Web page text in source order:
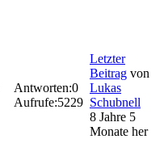
Antworten:0
Aufrufe:5229
Letzter
Beitrag von
Lukas
Schubnell
8 Jahre 5
Monate her